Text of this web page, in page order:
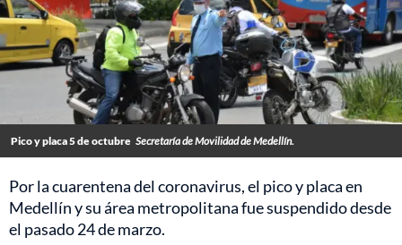
Pico y placa 5 de octubre Secretaría de Movilidad de Medellín.
Por la cuarentena del coronavirus, el pico y placa en
Medellín y su área metropolitana fue suspendido desde
el pasado 24 de marzo.